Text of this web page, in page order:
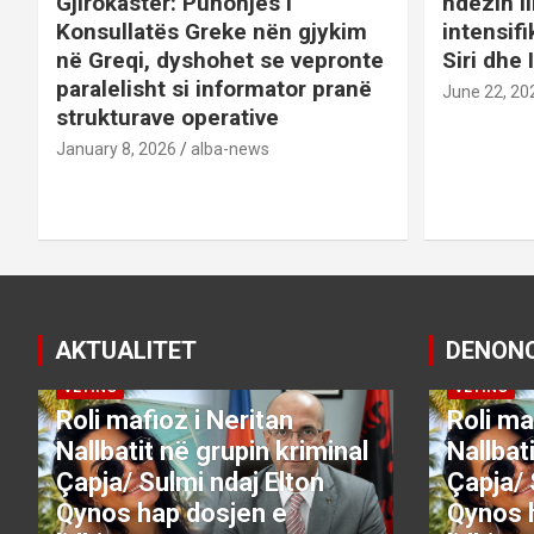
o
n
Konsullatës Greke nën gjykim
në Greqi, dyshohet se vepronte
paralelisht si informator pranë
strukturave operative
January 8, 2026 alba-news
Siri dhe
June 22,
AKTUALITET
DENONCO KRYESORE
VETING
Roli mafioz i Neritan
Nallbatit në grupin kriminal
Çapja/ Sulmi ndaj Elton
Qynos hap dosjen e
DENONCO
VETING
Roli
Çapja/
Qynos